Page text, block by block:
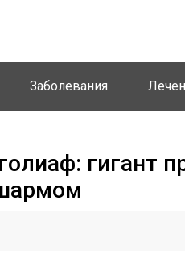
Заболевания
гигант